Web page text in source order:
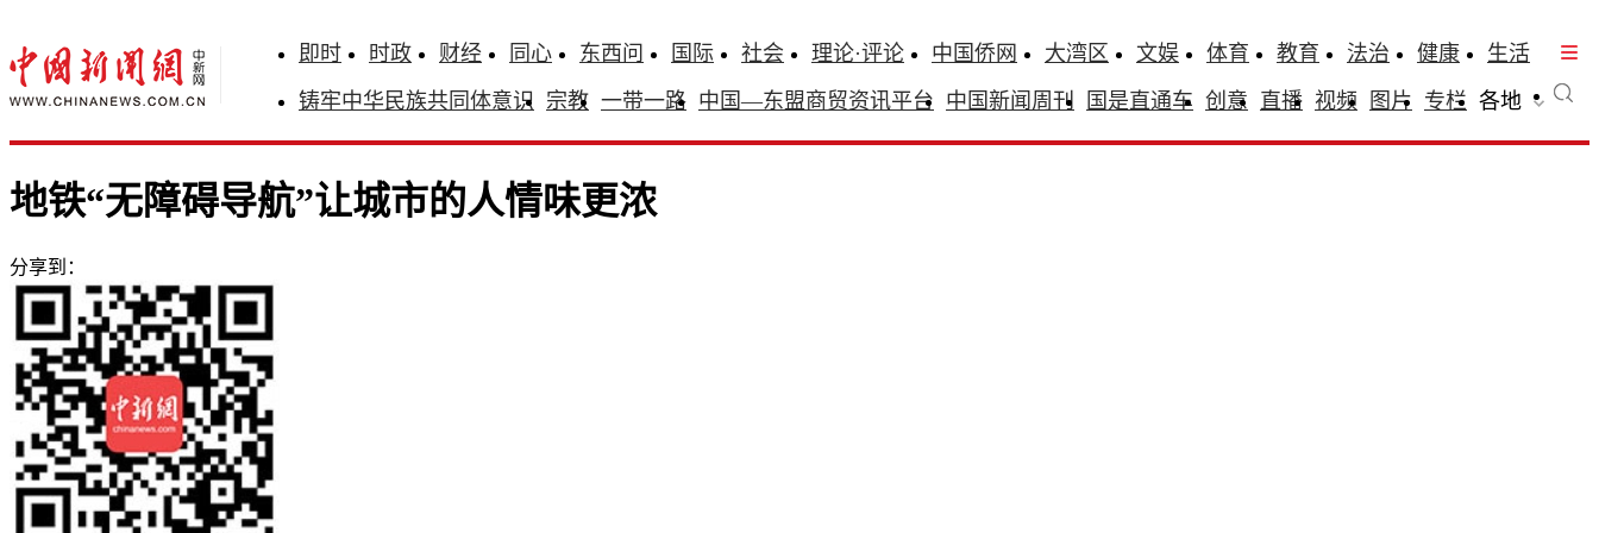
即时 时政 财经 同心 东西问 国际 社会 理论·评论 中国侨网 大湾区 文娱 体育 教育 法治 健康
生活
铸牢中华民族共同体意识 宗教 一带一路 中国—东盟商贸资讯平台 中国新闻周刊 国是直通车 创意 直播 视频 图片 专栏 各地
地铁“无障碍导航”让城市的人情味更浓
分享到：